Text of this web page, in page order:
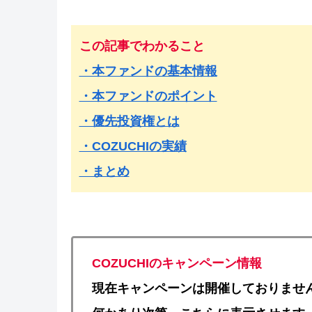
この記事でわかること
・本ファンドの基本情報
・本ファンドのポイント
・優先投資権とは
・COZUCHIの実績
・まとめ
COZUCHIのキャンペーン情報
現在キャンペーンは開催しておりませ